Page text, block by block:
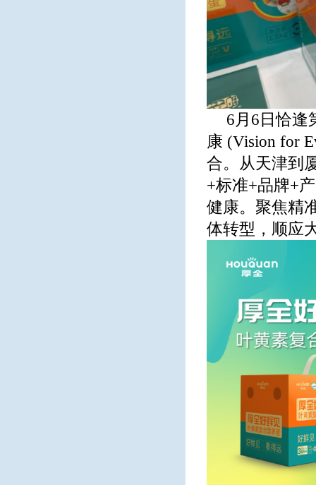
6月6日恰逢
康 (Vision for
合。从天津到
+标准+品牌+
健康。聚焦精
体转型，顺应